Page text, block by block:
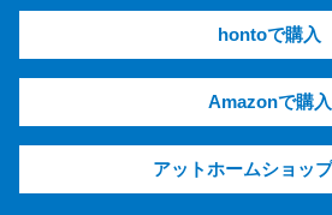
hontoで購入
Amazonで購入
アットホームショッ